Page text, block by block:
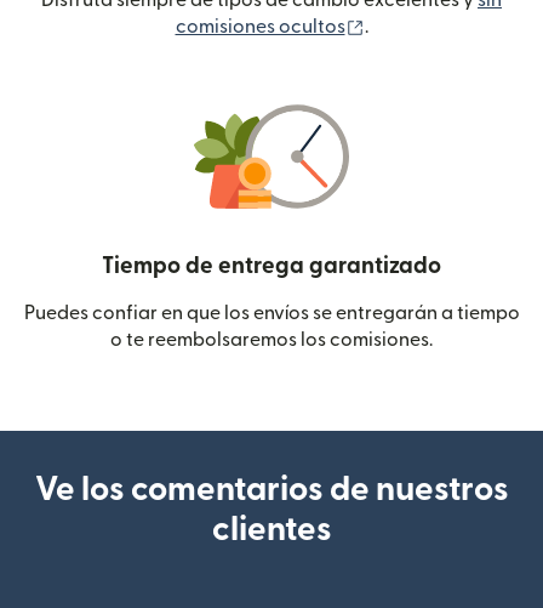
comisiones ocultos
.
Tiempo de entrega garantizado
Puedes confiar en que los envíos se entregarán a tiempo
o te reembolsaremos los comisiones.
Ve los comentarios de nuestros
clientes